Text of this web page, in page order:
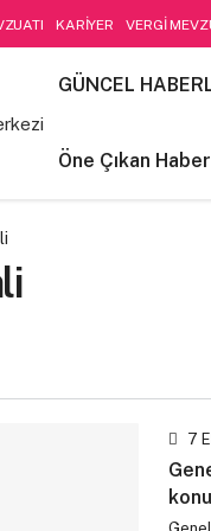
KARİYER VERGİ
LIFE STYLE Kamu Mali
GÜNCEL
Öne Çıkan
7